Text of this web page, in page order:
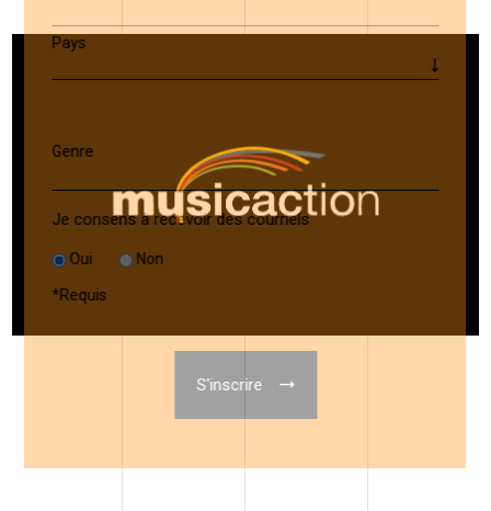
Pays
Genre
Je consens à recevoir des courriels
Oui Non
*Requis